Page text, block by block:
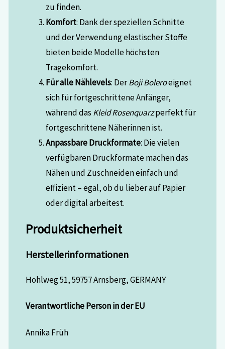
zu finden.
Komfort: Dank der speziellen Schnitte
und der Verwendung elastischer Stoffe
bieten beide Modelle höchsten
Tragekomfort.
Für alle Nählevels: DerBoji Boleroeignet
sich für fortgeschrittene Anfänger,
während das Kleid Rosenquarzperfekt für
fortgeschrittene Näherinnen ist.
Anpassbare Druckformate: Die vielen
verfügbaren Druckformate machen das
Nähen und Zuschneiden einfach und
effizient – egal, ob du lieber auf Papier
oder digital arbeitest.
Produktsicherheit
Herstellerinformationen
Hohlweg 51, 59757 Arnsberg, GERMANY
Verantwortliche Person in der EU
Annika Früh